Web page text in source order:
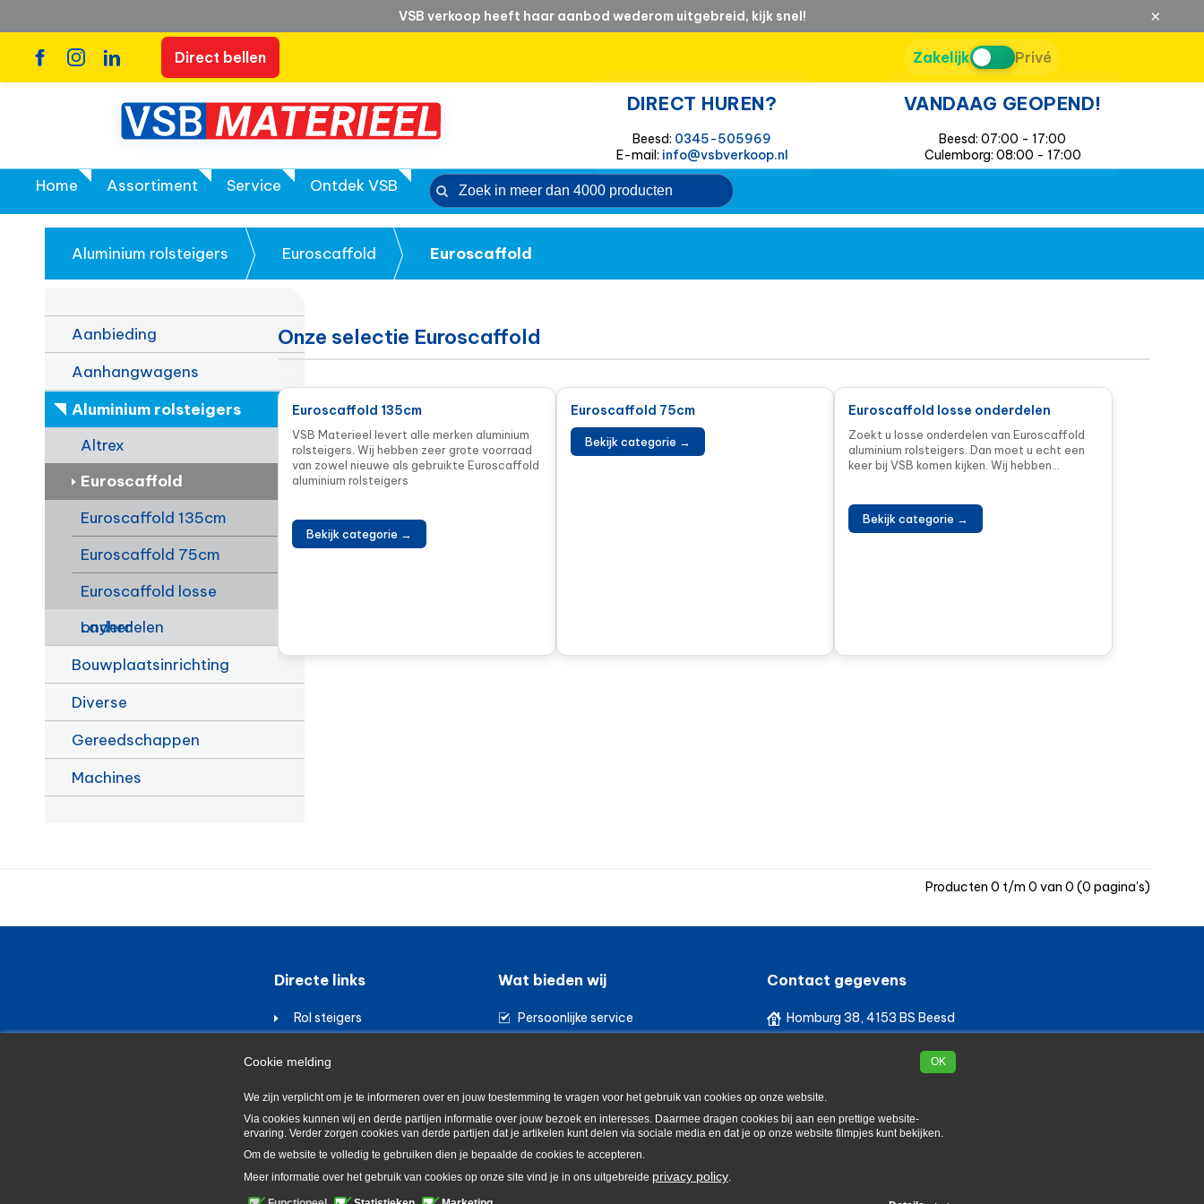
VSB verkoop heeft haar aanbod wederom uitgebreid, kijk snel! ×
Direct bellen Zakelijk Privé
DIRECT HUREN?
Beesd: 0345-505969
E-mail: info@vsbverkoop.nl
VANDAAG GEOPEND!
Beesd: 07:00 - 17:00
Culemborg: 08:00 - 17:00
Home Assortiment Service Ontdek VSB
Aluminium rolsteigers Euroscaffold Euroscaffold
Aanbieding
Aanhangwagens
Aluminium rolsteigers
Altrex
Euroscaffold
Euroscaffold 135cm
Euroscaffold 75cm
Euroscaffold losse
onderdelen
Layher
Bouwplaatsinrichting
Diverse
Gereedschappen
Machines
Onze selectie Euroscaffold
Euroscaffold 135cm
VSB Materieel levert alle merken aluminium
rolsteigers. Wij hebben zeer grote voorraad
van zowel nieuwe als gebruikte Euroscaffold
aluminium rolsteigers
Bekijk categorie →
Euroscaffold 75cm
Bekijk categorie →
Euroscaffold losse onderdelen
Zoekt u losse onderdelen van Euroscaffold
aluminium rolsteigers. Dan moet u echt een
keer bij VSB komen kijken. Wij hebben...
Bekijk categorie →
Producten 0 t/m 0 van 0 (0 pagina's)
Directe links
Rol steigers
Auto verhuur
Luchtdrogers
Wat bieden wij
Persoonlijke service
Geleverd op locatie
Contact gegevens
Homburg 38, 4153 BS Beesd
0345 50 59 69
Linkpartners Disclaimer Voorwaarden
OK
Cookie melding
We zijn verplicht om je te informeren over en jouw toestemming te vragen voor het gebruik van cookies op onze website.
Via cookies kunnen wij en derde partijen informatie over jouw bezoek en interesses. Daarmee dragen cookies bij aan een prettige website-
ervaring. Verder zorgen cookies van derde partijen dat je artikelen kunt delen via sociale media en dat je op onze website filmpjes kunt bekijken.
Om de website te volledig te gebruiken dien je bepaalde de cookies te accepteren.
Meer informatie over het gebruik van cookies op onze site vind je in ons uitgebreide privacy policy.